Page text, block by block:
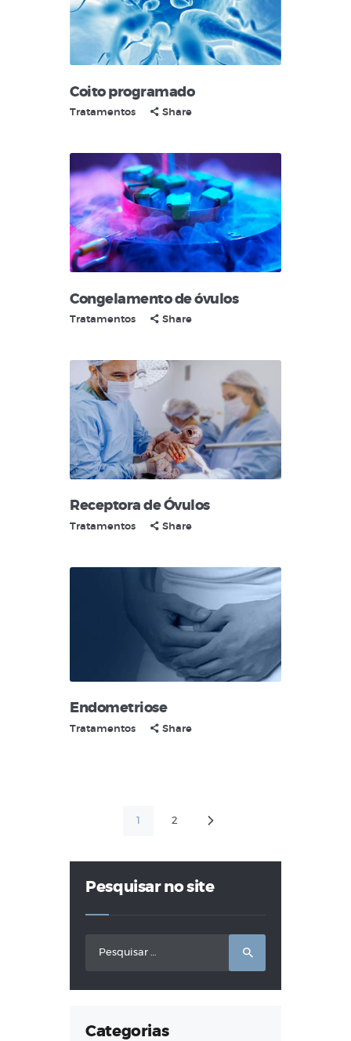
Coito programado
Tratamentos Share
Congelamento de óvulos
Tratamentos Share
Receptora de Óvulos
Tratamentos Share
Endometriose
Tratamentos Share
Paginação
posts
PAGE
1 PAGE
2
Pesquisar no site
Categorias